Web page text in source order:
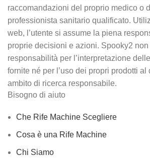
raccomandazioni del proprio medico o
professionista sanitario qualificato.
web, l’utente si assume la piena
proprie decisioni e azioni. Spooky2
responsabilità per l’interpretazione
fornite né per l’uso dei propri prodotti al
ambito di ricerca responsabile.
Bisogno di aiuto
Che Rife Machine Scegliere
Cosa è una Rife Machine
Chi Siamo